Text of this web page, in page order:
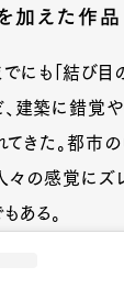
加えた作品
でにも「結び目
、建築に錯覚
きた。都市の
々の感覚にズ
ある。